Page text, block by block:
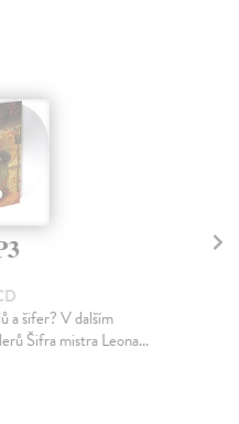
a šifer? V dalším
Šifra mistra Leona...